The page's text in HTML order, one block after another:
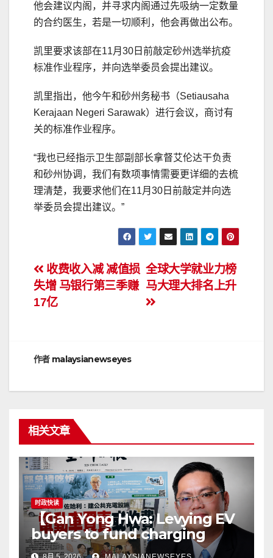
他会建议内阁，并寻求内阁通过先吸纳一定数量
的合约医生，若是一切顺利，他会再做出公布。
凯里要求该部在11月30日前敲定砂州选举抗疫
标准作业程序，并向选举委员会提出建议。
凯里指出，他今午和砂州务秘书（Setiausaha
Kerajaan Negeri Sarawak）进行会议，商讨有
关的标准作业程序。
“我也已经指示卫生部副部长拿督艾伦达干负责
和砂州协调，我们有数项事情需要更详细的去梳
理清楚，我要求他们在11月30日前敲定并向选
举委员会提出建议。”
文
章
航
全球大学就业力榜
马大理大排名上升
收费收入减 减值损
失增 马银行第三季赚
17亿
作者 malaysianewseyes
相关文章
时政快读
【Gan Yong Hwa: Levying EV
buyers to fund charging
stations puts the cart before